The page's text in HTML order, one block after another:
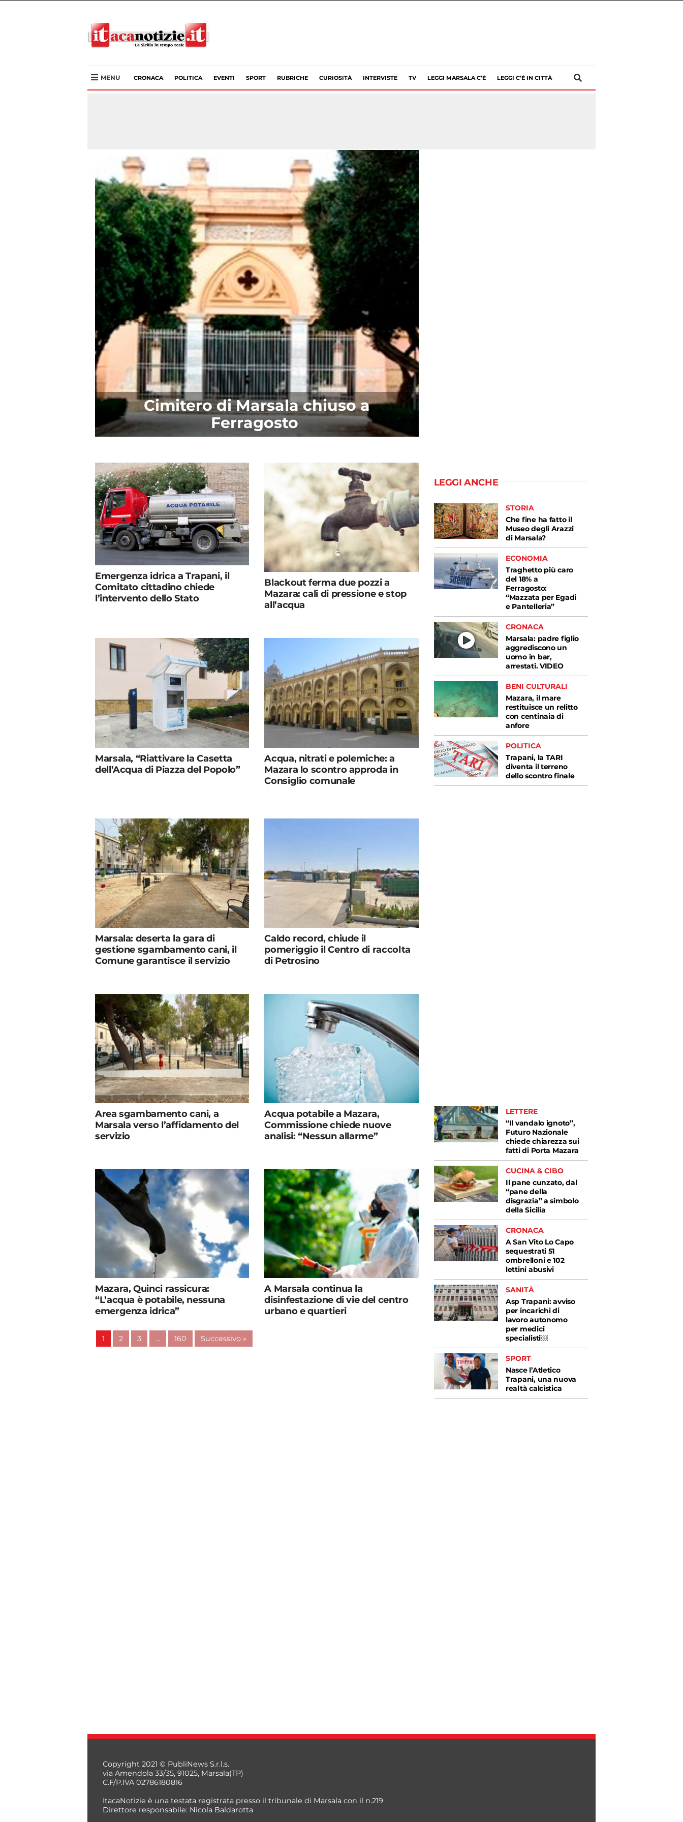
MENU CRONACA POLITICA EVENTI SPORT RUBRICHE CURIOSITÀ INTERVISTE TV LEGGI MARSALA C’È LEGGI C’È IN CITTÀ
Cimitero di Marsala chiuso a
Ferragosto
Emergenza idrica a Trapani, il
Comitato cittadino chiede
l’intervento dello Stato
Blackout ferma due pozzi a
Mazara: cali di pressione e stop
all’acqua
Marsala, “Riattivare la Casetta
dell’Acqua di Piazza del Popolo”
Acqua, nitrati e polemiche: a
Mazara lo scontro approda in
Consiglio comunale
Marsala: deserta la gara di
gestione sgambamento cani, il
Comune garantisce il servizio
Caldo record, chiude il
pomeriggio il Centro di raccolta
di Petrosino
Area sgambamento cani, a
Marsala verso l’affidamento del
servizio
Acqua potabile a Mazara,
Commissione chiede nuove
analisi: “Nessun allarme”
Mazara, Quinci rassicura:
“L’acqua è potabile, nessuna
emergenza idrica”
A Marsala continua la
disinfestazione di vie del centro
urbano e quartieri
1 2 3 … 160 Successivo »
LEGGI ANCHE
STORIA
Che fine ha fatto il
Museo degli Arazzi
di Marsala?
ECONOMIA
Traghetto più caro
del 18% a
Ferragosto:
“Mazzata per Egadi
e Pantelleria”
CRONACA
Marsala: padre figlio
aggrediscono un
uomo in bar,
arrestati. VIDEO
BENI CULTURALI
Mazara, il mare
restituisce un relitto
con centinaia di
anfore
POLITICA
Trapani, la TARI
diventa il terreno
dello scontro finale
LETTERE
“Il vandalo ignoto”,
Futuro Nazionale
chiede chiarezza sui
fatti di Porta Mazara
CUCINA & CIBO
Il pane cunzato, dal
“pane della
disgrazia” a simbolo
della Sicilia
CRONACA
A San Vito Lo Capo
sequestrati 51
ombrelloni e 102
lettini abusivi
SANITÀ
Asp Trapani: avviso
per incarichi di
lavoro autonomo
per medici
specialisti￼
SPORT
Nasce l’Atletico
Trapani, una nuova
realtà calcistica
Copyright 2021 © PubliNews S.r.l.s.
via Amendola 33/35, 91025, Marsala(TP)
C.F/P.IVA 02786180816
ItacaNotizie è una testata registrata presso il tribunale di Marsala con il n.219
Direttore responsabile: Nicola Baldarotta